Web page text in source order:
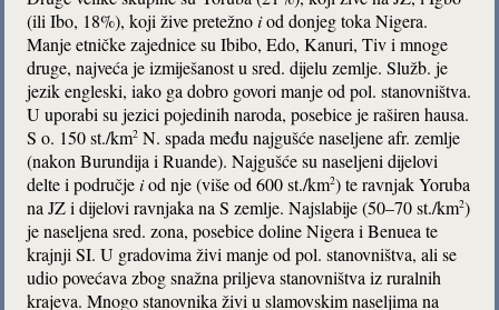
(ili Ibo, 18%), koji žive pretežnoiod donjeg toka Nigera.
Manje etničke zajednice su Ibibo, Edo, Kanuri, Tiv i mnoge
druge, najveća je izmiješanost u sred. dijelu zemlje. Služb. je
jezik engleski, iako ga dobro govori manje od pol. stanovništva.
U uporabi su jezici pojedinih naroda, posebice je raširen hausa.
S o. 150 st./km2 N. spada među najgušće naseljene afr. zemlje
(nakon Burundija i Ruande). Najgušće su naseljeni dijelovi
delte i područjeiod nje (više od 600 st./km2) te ravnjak Yoruba
na JZ i dijelovi ravnjaka na S zemlje. Najslabije (50–70 st./km2)
je naseljena sred. zona, posebice doline Nigera i Benuea te
krajnji SI. U gradovima živi manje od pol. stanovništva, ali se
udio povećava zbog snažna priljeva stanovništva iz ruralnih
krajeva. Mnogo stanovnika živi u slamovskim naseljima na